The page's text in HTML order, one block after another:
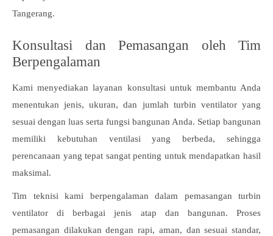
Tangerang.
Konsultasi dan Pemasangan oleh Tim
Berpengalaman
Kami menyediakan layanan konsultasi untuk membantu Anda
menentukan jenis, ukuran, dan jumlah turbin ventilator yang
sesuai dengan luas serta fungsi bangunan Anda. Setiap bangunan
memiliki kebutuhan ventilasi yang berbeda, sehingga
perencanaan yang tepat sangat penting untuk mendapatkan hasil
maksimal.
Tim teknisi kami berpengalaman dalam pemasangan turbin
ventilator di berbagai jenis atap dan bangunan. Proses
pemasangan dilakukan dengan rapi, aman, dan sesuai standar,